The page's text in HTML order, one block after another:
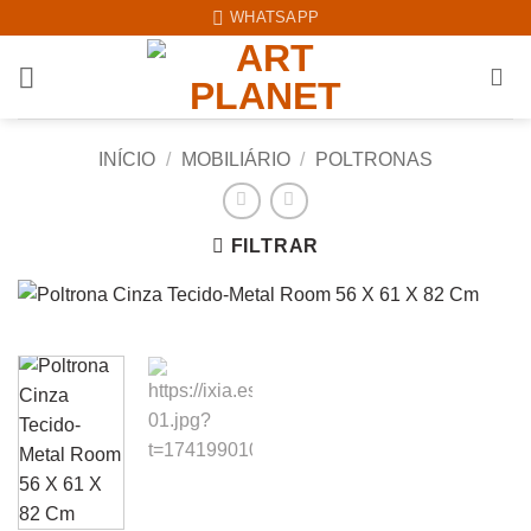
content
WHATSAPP
INÍCIO / MOBILIÁRIO / POLTRONAS
FILTRAR